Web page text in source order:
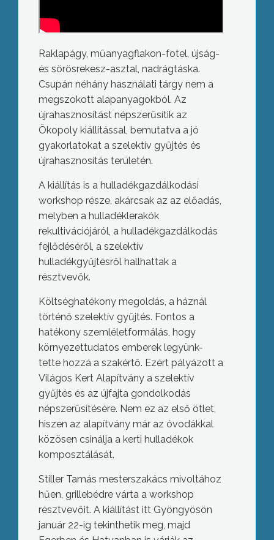
Raklapágy, műanyagflakon-fotel, újság-
és sörösrekesz-asztal, nadrágtáska.
Csupán néhány használati tárgy nem a
megszokott alapanyagokból. Az
újrahasznosítást népszerűsítik az
Ökopoly kiállítással, bemutatva a jó
gyakorlatokat a szelektív gyűjtés és
újrahasznosítás területén.
A kiállítás is a hulladékgazdálkodási
workshop része, akárcsak az az előadás,
melyben a hulladéklerakók
rekultivációjáról, a hulladékgazdálkodás
fejlődéséről, a szelektív
hulladékgyűjtésről hallhattak a
résztvevők.
Költséghatékony megoldás, a háznál
történő szelektív gyűjtés. Fontos a
hatékony szemléletformálás, hogy
környezettudatos emberek legyünk-
tette hozzá a szakértő. Ezért pályázott a
Világos Kert Alapítvány a szelektív
gyűjtés és az újfajta gondolkodás
népszerűsítésére. Nem ez az első ötlet,
hiszen az alapítvány már az óvodákkal
közösen csinálja a kerti hulladékok
komposztálását.
Stiller Tamás mesterszakács mivoltához
hűen, grillebédre várta a workshop
résztvevőit. A kiállítást itt Gyöngyösön
január 22-ig tekinthetik meg, majd